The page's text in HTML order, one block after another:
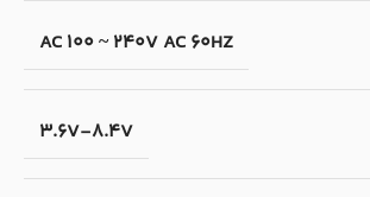
AC 100 ~ 240V AC 60HZ
3.6V-8.4V